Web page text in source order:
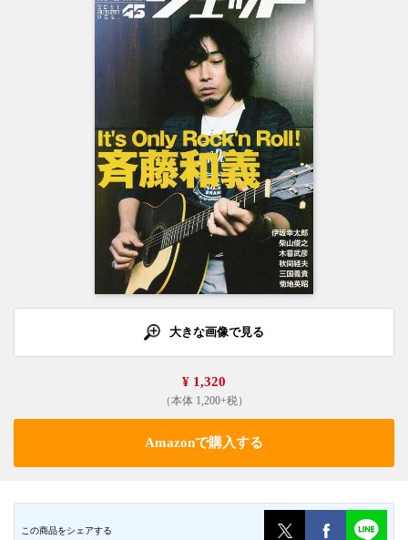
大きな画像で見る
¥ 1,320
（本体 1,200+税）
Amazonで購入する
この商品をシェアする